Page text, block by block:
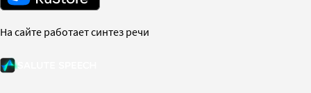
На сайте работает синтез речи